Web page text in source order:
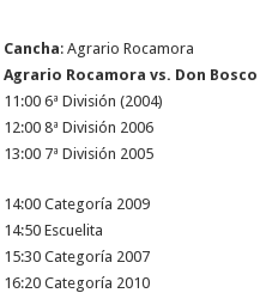
Cancha: Agrario Rocamora
Agrario Rocamora vs. Don Bosco
11:00 6ª División (2004)
12:00 8ª División 2006
13:00 7ª División 2005
14:00 Categoría 2009
14:50 Escuelita
15:30 Categoría 2007
16:20 Categoría 2010